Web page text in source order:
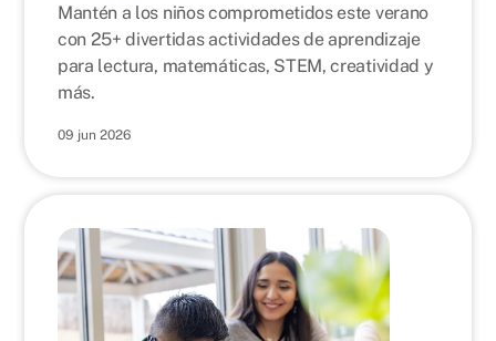
Mantén a los niños comprometidos este verano
con 25+ divertidas actividades de aprendizaje
para lectura, matemáticas, STEM, creatividad y
más.
09 jun 2026